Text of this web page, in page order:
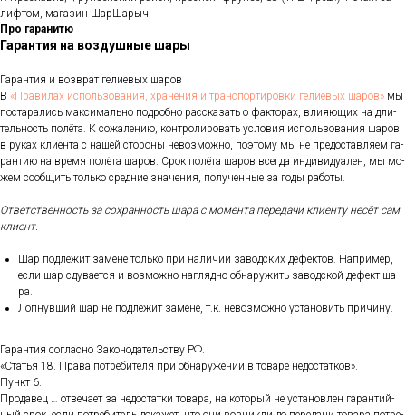
лифтом, магазин ШарШарыч.
Про гаранитю
Гарантия на воздушные шары
Га­ран­тия и воз­врат ге­ли­евых ша­ров
В «Пра­ви­лах ис­поль­зо­ва­ния, хра­не­ния и тран­спор­ти­ров­ки ге­ли­евых ша­ров» мы
пос­та­рались мак­си­маль­но под­робно рас­ска­зать о фак­то­рах, вли­яющих на дли­
тель­ность по­лёта. К со­жале­нию, кон­тро­лиро­вать ус­ло­вия ис­поль­зо­вания ша­ров
в ру­ках кли­ен­та с на­шей сто­роны не­воз­можно, по­это­му мы не пре­дос­тавля­ем га­
ран­тию на вре­мя по­лёта ша­ров. Срок по­лёта ша­ров всег­да ин­ди­виду­ален, мы мо­
жем со­об­щить толь­ко сред­ние зна­чения, по­лучен­ные за го­ды ра­боты.
От­ветс­твен­ность за сох­ранность ша­ра с мо­мен­та пе­реда­чи кли­ен­ту не­сёт сам
кли­ент.
Шар под­ле­жит за­мене толь­ко при на­личии за­вод­ских де­фек­тов. Нап­ри­мер,
ес­ли шар сду­ва­ет­ся и воз­можно наг­лядно об­на­ружить за­вод­ской де­фект ша­
ра.
Лоп­нувший шар не под­ле­жит за­мене, т.к. не­воз­можно ус­та­новить при­чину.
Га­ран­тия сог­ласно За­коно­датель­ству РФ.
«Статья 18. Пра­ва пот­ре­бите­ля при об­на­руже­нии в то­варе не­дос­татков».
Пункт 6.
Про­давец … от­ве­ча­ет за не­дос­татки то­вара, на ко­торый не ус­та­нов­лен га­ран­тий­